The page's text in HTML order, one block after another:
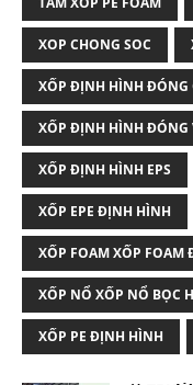
XOP CHONG SOC
XỐP ĐỊNH HÌNH ĐÓNG
XỐP ĐỊNH HÌNH ĐÓNG
XỐP ĐỊNH HÌNH EPS
XỐP EPE ĐỊNH HÌNH
XỐP FOAM XỐP FOAM
XỐP NỔ XỐP NỔ BỌC
XỐP PE ĐỊNH HÌNH